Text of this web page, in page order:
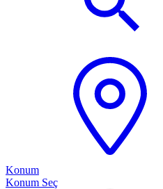
Konum
Konum Seç